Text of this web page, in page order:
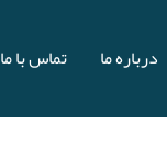
درباره ما تماس با ما